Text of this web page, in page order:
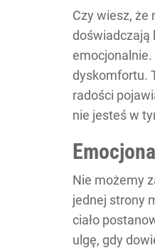
Czy wiesz, że
doświadczają
emocjonalnie.
dyskomfortu.
radości
nie jesteś w
Nie możemy
jednej strony
ciało
ulgę, gdy